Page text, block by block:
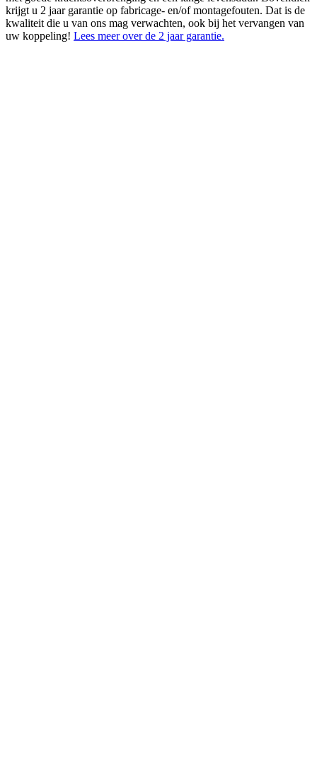
krijgt u 2 jaar garantie op fabricage- en/of montagefouten. Dat is de
kwaliteit die u van ons mag verwachten, ook bij het vervangen van
uw koppeling! Lees meer over de 2 jaar garantie.